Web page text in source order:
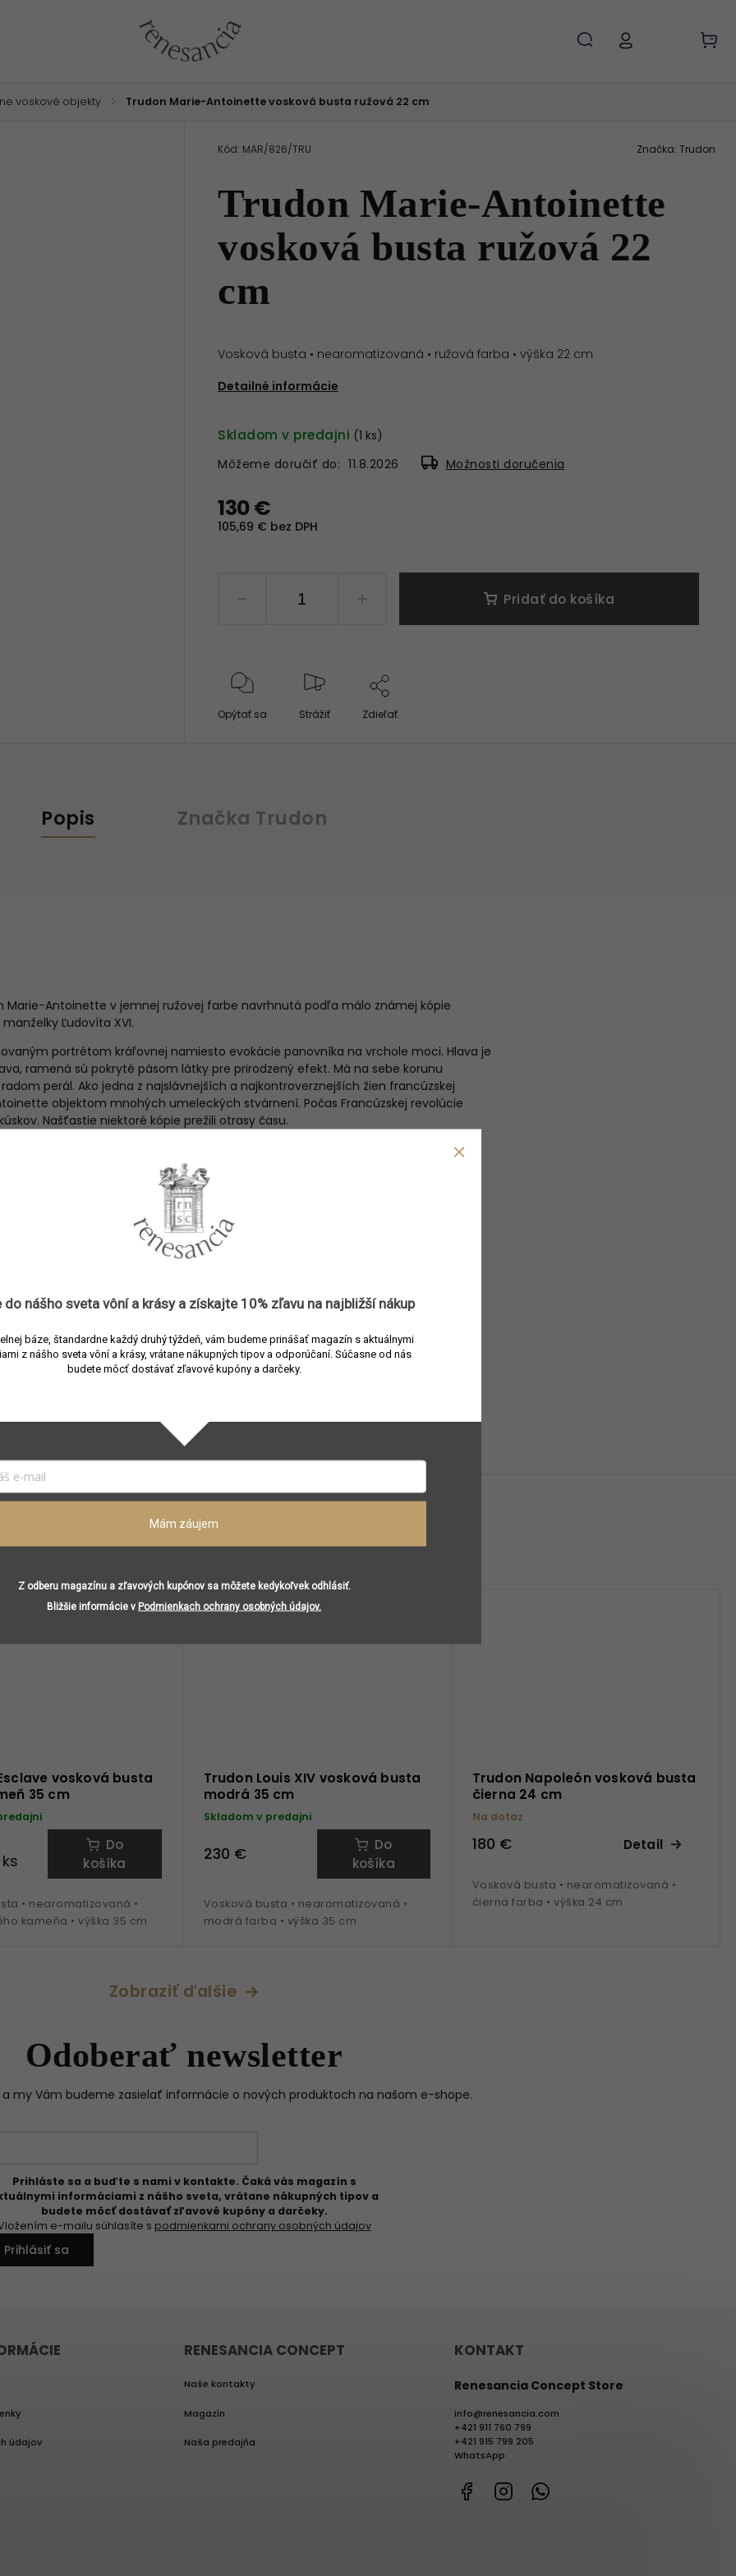
voskové objekty / Trudon Marie-Antoinette vosková busta ružová 22 cm
Trudon Marie-Antoinette
vosková busta ružová 22
cm
Kód: MAR/826/TRU
Vosková busta • nearomatizovaná • ružová farba • výška 22 cm
Detailné informácie
Značka: Trudon
130 €
105,69 € bez DPH
Skladom v predajni (1 ks)
Môžeme doručiť do: 11.8.2026 Možnosti doručenia
Pridať do košíka
Opýtať sa Strážiť Zdieľať
Popis Značka Trudon
Marie-Antoinette v jemnej ružovej farbe navrhnutá podľa málo známej kópie
Ľudovíta XVI.
portrétom kráľovnej namiesto evokácie panovníka na vrchole moci. Hlava je
ramená sú pokryté pásom látky pre prirodzený efekt. Má na sebe korunu
perál. Ako jedna z najslávnejších a najkontroverznejších žien francúzskej
objektom mnohých umeleckých stvárnení. Počas Francúzskej revolúcie
Našťastie niektoré kópie prežili otrasy času.
Dekoratívne voskové objekty
Voskové objekty
Ružová
22 cm
Podobné (8)
vosková busta
35 cm
Do
košíka
• nearomatizovaná •
kameňa • výška 35 cm
Trudon Louis XIV vosková busta
modrá 35 cm
Skladom v predajni
230 €
Do
košíka
Vosková busta • nearomatizovaná •
modrá farba • výška 35 cm
Trudon Napoleón vosková busta
čierna 24 cm
Na dotaz
180 € Detail
Vosková busta • nearomatizovaná •
čierna farba • výška 24 cm
Zobraziť ďalšie
Odoberať newsletter
my Vám budeme zasielať informácie o nových produktoch na našom e-shope.
Prihláste sa a buďte s nami v kontakte. Čaká vás magazín s
informáciami z nášho sveta, vrátane nákupných tipov a
budete môcť dostávať zľavové kupóny a darčeky.
e-mailu súhlasíte s podmienkami ochrany osobných údajov
Prihlásiť sa
údajov
RENESANCIA CONCEPT
Naše kontakty
Magazín
Naša predajňa
KONTAKT
Renesancia Concept Store
info@renesancia.com
+421 911 760 799
+421 915 799 205
WhatsApp
FacebookInstagram
do nášho sveta vôní a krásy a získajte 10% zľavu na najbližší nákup
báze, štandardne každý druhý týždeň, vám budeme prinášať magazín s aktuálnymi
z nášho sveta vôní a krásy, vrátane nákupných tipov a odporúčaní. Súčasne od nás
budete môcť dostávať zľavové kupóny a darčeky.
Mám záujem
Z odberu magazínu a zľavových kupónov sa môžete kedykoľvek odhlásiť.
Bližšie informácie v Podmienkach ochrany osobných údajov.